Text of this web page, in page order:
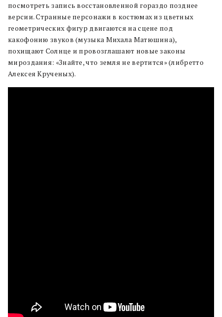
посмотреть запись восстановленной гораздо позднее
версии. Странные персонажи в костюмах из цветных
геометрических фигур двигаются на сцене под
какофонию звуков (музыка Михала Матюшина),
похищают Солнце и провозглашают новые законы
мироздания: «Знайте, что земля не вертится» (либретто
Алексея Крученых).